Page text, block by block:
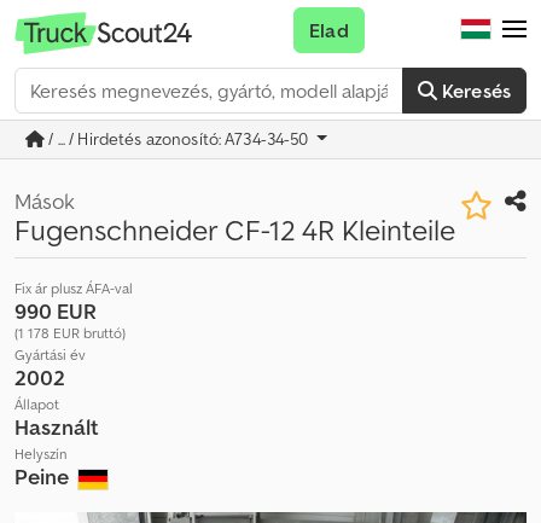
Keresés
Elad
/ ... / Hirdetés azonosító: A734-34-50
Mások
Fugenschneider CF-12 4R Kleinteile
Fix ár plusz ÁFA-val
990 EUR
(1 178 EUR bruttó)
Gyártási év
2002
Állapot
Használt
Helyszín
Peine